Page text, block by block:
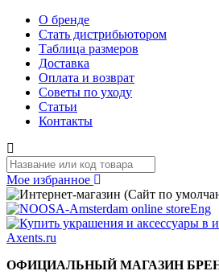
О бренде
Стать дистрибьютором
Таблица размеров
Доставка
Оплата и возврат
Советы по уходу
Статьи
Контакты
Мое избранное
Eng
ОФИЦИАЛЬНЫЙ МАГАЗИН